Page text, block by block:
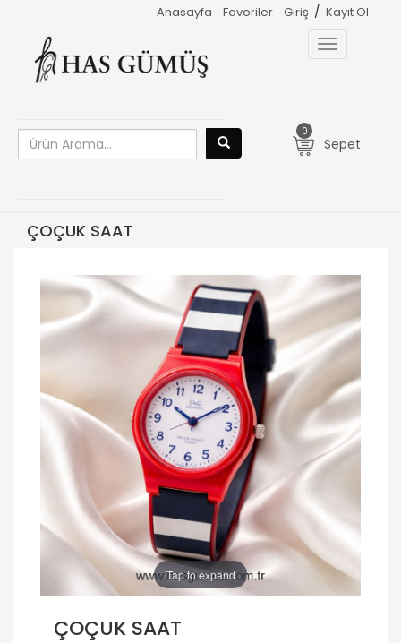
Giriş / Kayıt Ol
Favoriler
Anasayfa
Toggle
navigation
0
Sepet
ÇOÇUK SAAT
Tap to expand
ÇOÇUK SAAT